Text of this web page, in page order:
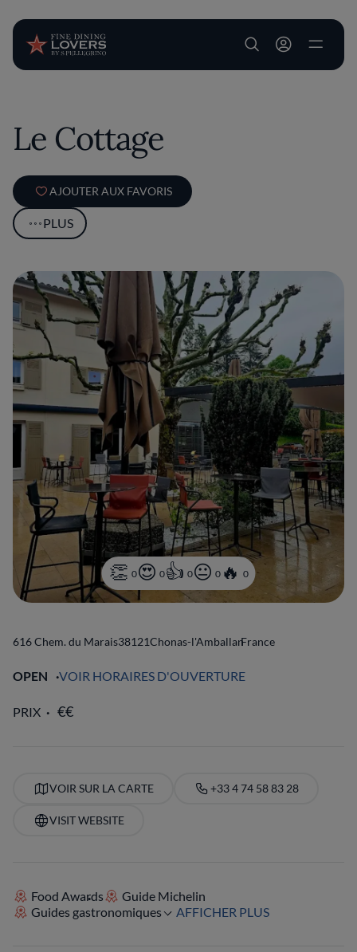
User account
Le Cottage
AJOUTER AUX FAVORIS
PLUS
0 0 0 0 0
616 Chem. du Marais38121Chonas-l'AmballanFrance
OPEN VOIR HORAIRES D'OUVERTURE
PRIX
VOIR SUR LA CARTE +33 4 74 58 83 28
VISIT WEBSITE
Food Awards
Guide Michelin
Guides gastronomiques
AFFICHER PLUS